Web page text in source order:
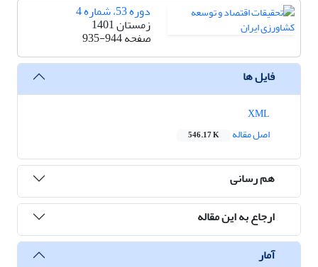
دوره 53، شماره 4
زمستان 1401
صفحه935-944
فایل ها
اصل مقاله
546.17 K
هم رسانی
ارجاع به این مقاله
آمار